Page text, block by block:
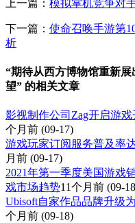
上一篇： 模拟掌机竞争对
下一篇： 使命召唤手游第
析
“期待从西方博物馆重新
望” 的相关文章
影视制作公司Zag开启游
个月前 (09-17)
游戏玩家订阅服务普及率
月前 (09-17)
2021年第一季度美国游戏
戏市场趋势11个月前 (09-
Ubisoft自家作品品牌升级
个月前 (09-18)